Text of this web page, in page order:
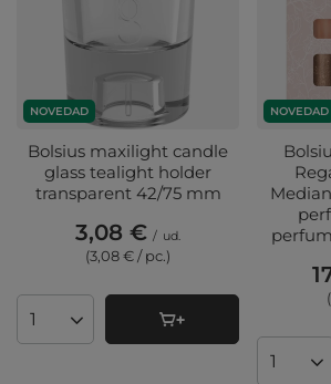
NOVEDAD
Bolsius maxilight candle
glass tealight holder
transparent 42/75 mm
3,08 € / ud.
(3,08 € / pc.)
Cantidad de productos
NOVEDAD